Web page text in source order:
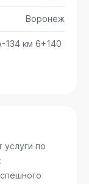
Воронеж
134 км 6+140
услуги по